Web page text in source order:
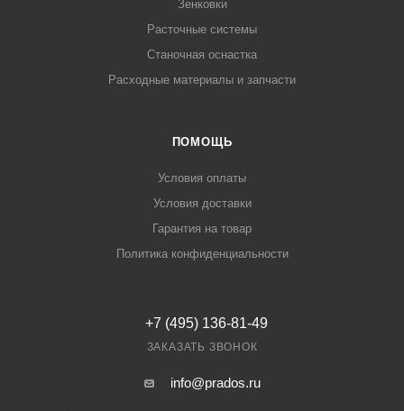
Зенковки
Расточные системы
Станочная оснастка
Расходные материалы и запчасти
ПОМОЩЬ
Условия оплаты
Условия доставки
Гарантия на товар
Политика конфиденциальности
+7 (495) 136-81-49
ЗАКАЗАТЬ ЗВОНОК
info@prados.ru